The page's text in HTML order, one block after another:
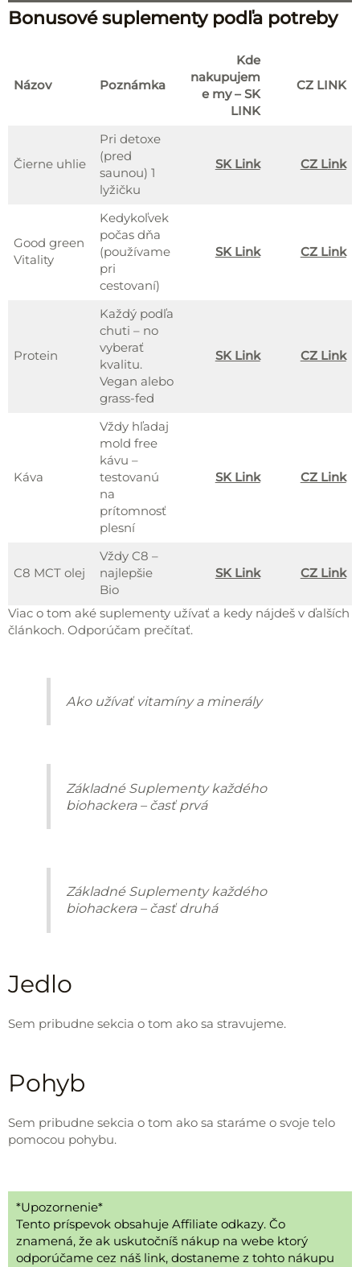
Bonusové suplementy podľa potreby
Názov Poznámka
Kde
nakupujem
e my – SK
LINK
CZ LINK
Čierne uhlie
Pri detoxe
(pred
saunou) 1
lyžičku
SK Link CZ Link
Good green
Vitality
Kedykoľvek
počas dňa
(používame
pri
cestovaní)
SK Link CZ Link
Protein
Každý podľa
chuti – no
vyberať
kvalitu.
Vegan alebo
grass-fed
SK Link CZ Link
Káva
Vždy hľadaj
mold free
kávu –
testovanú
na
prítomnosť
plesní
SK Link CZ Link
C8 MCT olej
Vždy C8 –
najlepšie
Bio
SK Link CZ Link
Viac o tom aké suplementy užívať a kedy nájdeš v ďalších
článkoch. Odporúčam prečítať.
Ako užívať vitamíny a minerály
Základné Suplementy každého
biohackera – časť prvá
Základné Suplementy každého
biohackera – časť druhá
Jedlo
Sem pribudne sekcia o tom ako sa stravujeme.
Pohyb
Sem pribudne sekcia o tom ako sa staráme o svoje telo
pomocou pohybu.
*Upozornenie*
Tento príspevok obsahuje Affiliate odkazy. Čo
znamená, že ak uskutočníš nákup na webe ktorý
odporúčame cez náš link, dostaneme z tohto nákupu